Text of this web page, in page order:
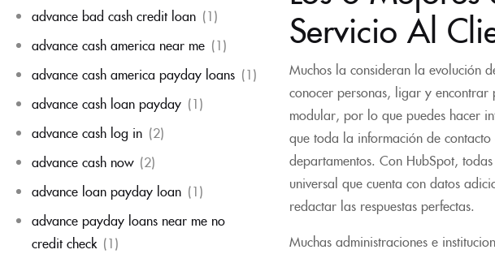
advance bad cash credit loan (1)
advance cash america near me (1)
advance cash america payday loans (1)
advance cash loan payday (1)
advance cash log in (2)
advance cash now (2)
advance loan payday loan (1)
advance payday loans near me no
credit check (1)
Servicio Al
Muchos la consideran la evolución
conocer personas, ligar y
modular, por lo que puedes hacer
que toda la información de
departamentos. Con HubSpot,
universal que cuenta con datos
redactar las respuestas perfectas.
Muchas administraciones e